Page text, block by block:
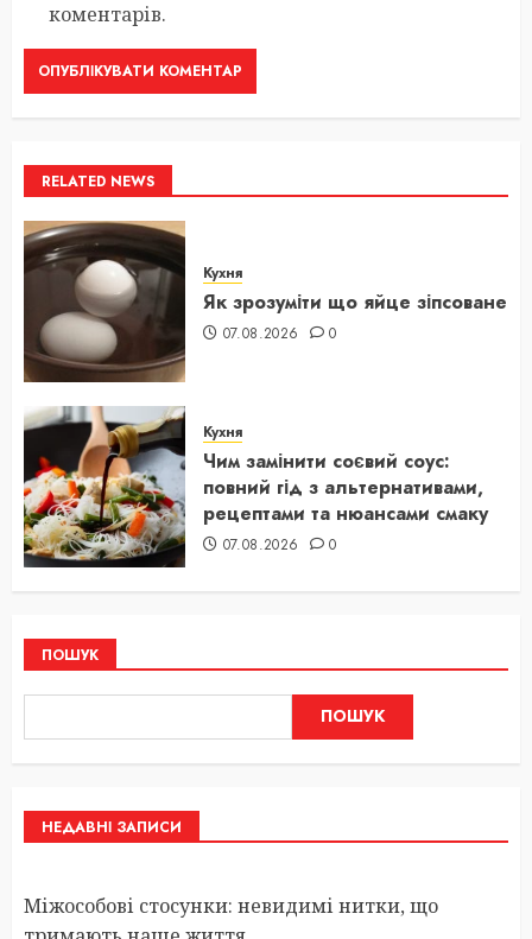
коментарів.
RELATED NEWS
Кухня
Як зрозуміти що яйце зіпсоване
07.08.2026 0
Кухня
Чим замінити соєвий соус:
повний гід з альтернативами,
рецептами та нюансами смаку
07.08.2026 0
ПОШУК
ПОШУК
НЕДАВНІ ЗАПИСИ
Міжособові стосунки: невидимі нитки, що